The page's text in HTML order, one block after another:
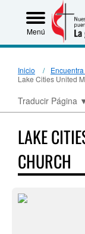
Menú
Inicio
Lake Cities United
Traducir Página
LAKE
CHURCH